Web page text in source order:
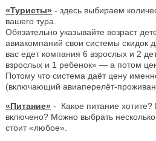
«Туристы» - здесь выбираем
вашего тура.
Обязательно указывайте возраст
авиакомпаний свои системы скидок
вас едет компания 6 взрослых и 2
взрослых и 1 ребенок» — а потом
Потому что система даёт цену
(включающий авиаперелёт-
«Питание» - Какое питание хотите?
включено? Можно выбрать
стоит «любое».